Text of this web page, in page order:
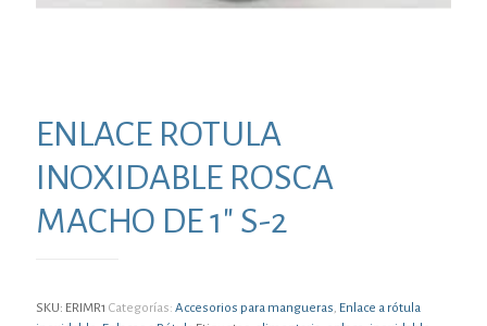
ENLACE ROTULA
INOXIDABLE ROSCA
MACHO DE 1″ S-2
SKU: ERIMR1 Categorías: Accesorios para mangueras, Enlace a rótula